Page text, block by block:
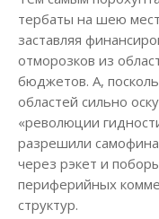
тербаты на шею
заставляя
отморозков из
бюджетов. А,
областей сильно
«революции
разрешили
через рэкет и
периферийных
структур.